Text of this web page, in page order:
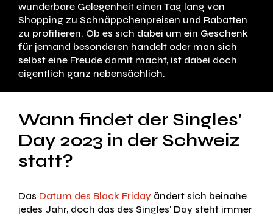
wunderbare Gelegenheit einen Tag lang von
Shopping zu Schnäppchenpreisen und Rabatten
zu profitieren. Ob es sich dabei um ein Geschenk
für jemand besonderen handelt oder man sich
selbst eine Freude damit macht, ist dabei doch
eigentlich ganz nebensächlich.
Wann findet der Singles'
Day 2023 in der Schweiz
statt?
Das Datum des Black Friday ändert sich beinahe
jedes Jahr, doch das des Singles' Day steht immer